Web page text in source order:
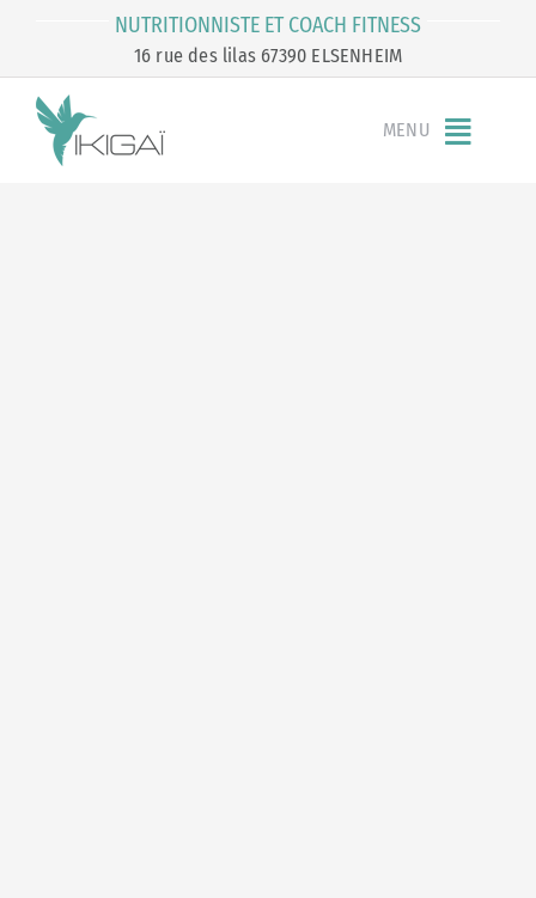
contenu
NUTRITIONNISTE ET COACH FITNESS
16 rue des lilas 67390 ELSENHEIM
MENU